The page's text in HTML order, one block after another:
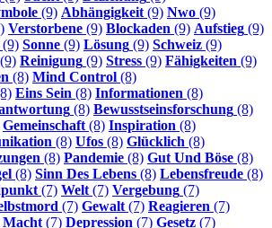
(9) Abhängigkeit(9) Nwo (9)
Verstorbene (9) Blockaden (9) Aufstieg (9)
(9) Sonne (9) Lösung (9) Schweiz (9)
(9) Reinigung (9) Stress (9) Fähigkeiten (9)
(8) Mind Control (8)
Eins Sein (8) Informationen (8)
(8) Bewusstseinsforschung (8)
Gemeinschaft(8) Inspiration (8)
(8) Ufos (8) Glücklich (8)
(8) Pandemie (8) Gut Und Böse (8)
(8) Sinn Des Lebens (8) Lebensfreude (8)
(7) Welt(7) Vergebung (7)
(7) Gewalt(7) Reagieren (7)
Macht(7) Depression (7) Gesetz (7)